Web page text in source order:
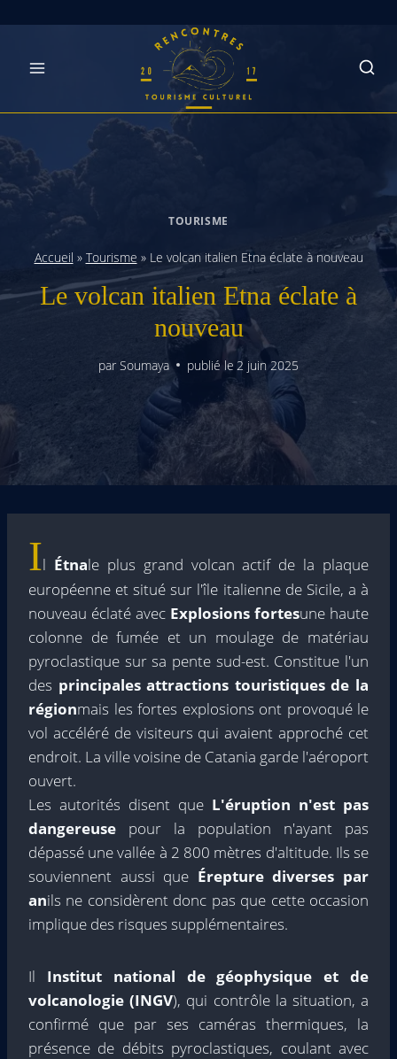
TOURISME
Accueil » Tourisme » Le volcan italien Etna éclate à nouveau
Le volcan italien Etna éclate à
nouveau
par Soumaya publié le 2 juin 2025
Il Étnale plus grand volcan actif de la plaque
européenne et situé sur l'île italienne de Sicile, a à
nouveau éclaté avec Explosions fortesune haute
colonne de fumée et un moulage de matériau
pyroclastique sur sa pente sud-est. Constitue l'un
des principales attractions touristiques de la
régionmais les fortes explosions ont provoqué le
vol accéléré de visiteurs qui avaient approché cet
endroit. La ville voisine de Catania garde l'aéroport
ouvert.
Les autorités disent que L'éruption n'est pas
dangereuse pour la population n'ayant pas
dépassé une vallée à 2 800 mètres d'altitude. Ils se
souviennent aussi que Érepture diverses par
anils ne considèrent donc pas que cette occasion
implique des risques supplémentaires.
Il Institut national de géophysique et de
volcanologie (INGV), qui contrôle la situation, a
confirmé que par ses caméras thermiques, la
présence de débits pyroclastiques, coulant avec